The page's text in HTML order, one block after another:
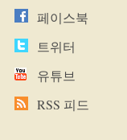
페이스북
트위터
유튜브
RSS 피드